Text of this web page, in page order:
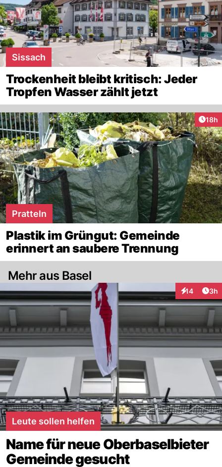
Sissach
Trockenheit bleibt kritisch: Jeder
Tropfen Wasser zählt jetzt
18h
Pratteln
Plastik im Grüngut: Gemeinde
erinnert an saubere Trennung
Mehr aus Basel
14
Interaktionen
3h
Leute sollen helfen
Name für neue Oberbaselbieter
Gemeinde gesucht